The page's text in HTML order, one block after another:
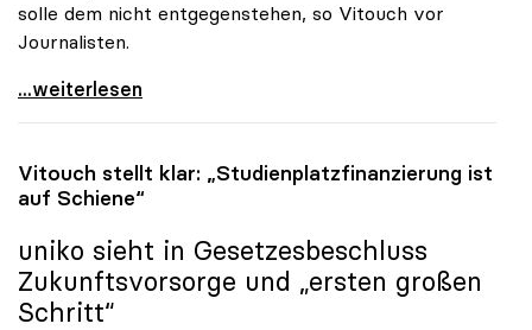
solle dem nicht entgegenstehen, so Vitouch vor
Journalisten.
Erhöhung des Uni-Budgets sollte auch Minister
...weiterlesen
Vitouch stellt klar: „Studienplatzfinanzierung ist
auf Schiene“
uniko sieht in Gesetzesbeschluss
Zukunftsvorsorge und „ersten großen
Schritt“